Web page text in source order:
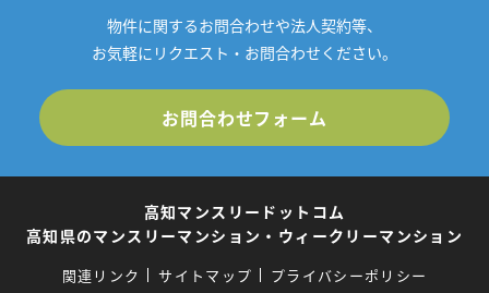
物件に関するお問合わせや法人契約等、
お気軽にリクエスト・お問合わせください。
お問合わせフォーム
高知マンスリードットコム
高知県のマンスリーマンション・ウィークリーマンション
関連リンク サイトマップ プライバシーポリシー